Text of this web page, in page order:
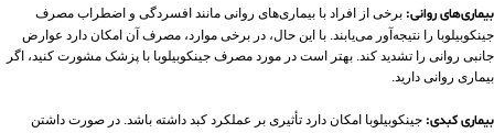
بیماری‌های روانی: برخی از افراد با بیماری‌های روانی مانند افسردگی و اضطراب مصرف
جینکوبیلوبا را نتیجه‌آور می‌یابند. با این حال، در برخی موارد، مصرف آن امکان دارد عوارض
جانبی روانی را تشدید کند. بهتر است در مورد مصرف جینکوبیلوبا با پزشک مشورت کنید، اگر
بیماری روانی دارید.
بیماری کبدی: جینکوبیلوبا امکان دارد تأثیری بر عملکرد کبد داشته باشد. در صورت داشتن